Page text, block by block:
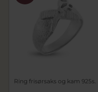
Ring frisørsaks og kam 925s.